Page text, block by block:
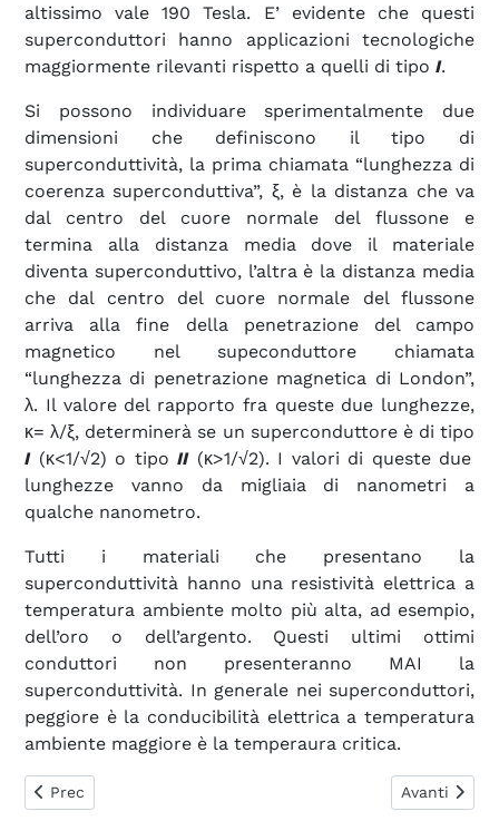
altissimo vale 190 Tesla. E’ evidente che questi
superconduttori hanno applicazioni tecnologiche
maggiormente rilevanti rispetto a quelli di tipo I.
Si possono individuare sperimentalmente due
dimensioni che definiscono il tipo di
superconduttività, la prima chiamata “lunghezza di
coerenza superconduttiva”, ξ, è la distanza che va
dal centro del cuore normale del flussone e
termina alla distanza media dove il materiale
diventa superconduttivo, l’altra è la distanza media
che dal centro del cuore normale del flussone
arriva alla fine della penetrazione del campo
magnetico nel supeconduttore chiamata
“lunghezza di penetrazione magnetica di London”,
λ. Il valore del rapporto fra queste due lunghezze,
κ= λ/ξ, determinerà se un superconduttore è di tipo
I (κ<1/√2) o tipoII(κ>1/√2). I valori di queste due
lunghezze vanno da migliaia di nanometri a
qualche nanometro.
Tutti i materiali che presentano la
superconduttività hanno una resistività elettrica a
temperatura ambiente molto più alta, ad esempio,
dell’oro o dell’argento. Questi ultimi ottimi
conduttori non presenteranno MAI la
superconduttività. In generale nei superconduttori,
peggiore è la conducibilità elettrica a temperatura
ambiente maggiore è la temperaura critica.
Articolo precedente: 3. Strutture chimiche dei
Prec Articolo
Avanti